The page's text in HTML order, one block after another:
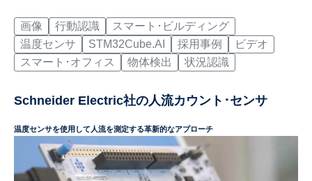
画像 行動認識
スマート･ビルディング
温度センサ
STM32Cube.AI 採用事例
ビデオ
スマート･オフィス
物体検出 状況認識
Schneider Electric社の人流カウント･センサ
温度センサを使用して人流を測定する革新的なアプローチ